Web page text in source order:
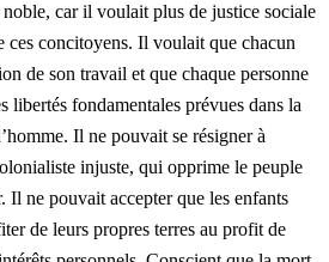
car il voulait plus de justice sociale
ces concitoyens. Il voulait que chacun
de son travail et que chaque personne
libertés fondamentales prévues dans la
Il ne pouvait se résigner à
injuste, qui opprime le peuple
Il ne pouvait accepter que les enfants
de leurs propres terres au profit de